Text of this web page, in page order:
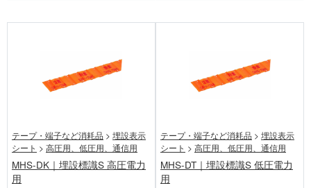
テープ・端子など消耗品 > 埋設表示
シート > 高圧用、低圧用、通信用
MHS-DK｜埋設標識S 高圧電力
用
テープ・端子など消耗品 > 埋設表示
シート > 高圧用、低圧用、通信用
MHS-DT｜埋設標識S 低圧電力
用